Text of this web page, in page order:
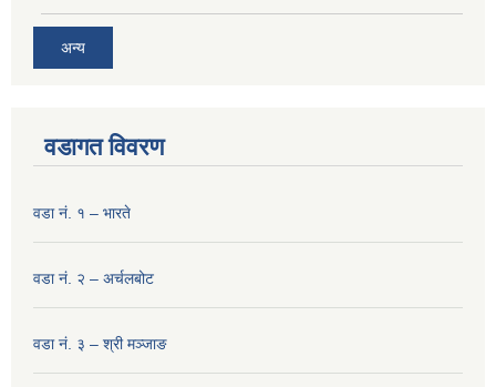
अन्य
वडागत विवरण
वडा नं. १ – भारते
वडा नं. २ – अर्चलबोट
वडा नं. ३ – श्री मञ्‍जाङ